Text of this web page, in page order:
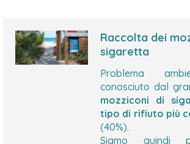
Raccolta dei
sigaretta
Problema
conosciuto dal
mozziconi di
tipo di rifiuto più
(40%).
Siamo quindi